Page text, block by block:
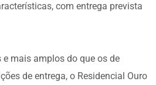
com entrega prevista
mais amplos do que os de
de entrega, o Residencial Ouro